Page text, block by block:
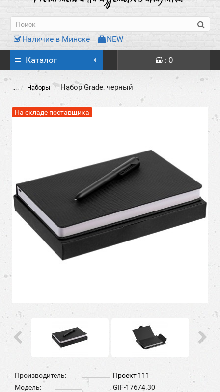
Наличие в Минске NEW
Каталог : 0
... Наборы Набор Grade, черный
На складе поставщика
Производитель:
Проект 111
Модель:
GIF-17674.30